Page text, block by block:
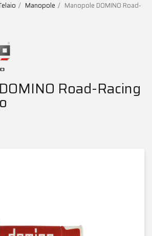
Manopole
Manopole DOMINO Road-
Road-Racing